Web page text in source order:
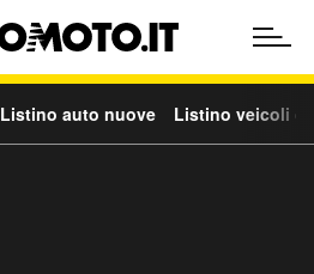
Listino auto nuove Listino veicoli